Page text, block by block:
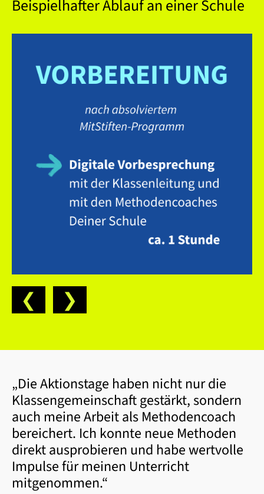
Beispielhafter Ablauf an einer Schule
❮ ❯
„Die Aktionstage haben nicht nur die
Klassengemeinschaft gestärkt, sondern
auch meine Arbeit als Methodencoach
bereichert. Ich konnte neue Methoden
direkt ausprobieren und habe wertvolle
Impulse für meinen Unterricht
mitgenommen.“